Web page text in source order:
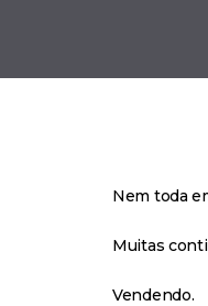
Nem toda
Muitas
Vendendo.